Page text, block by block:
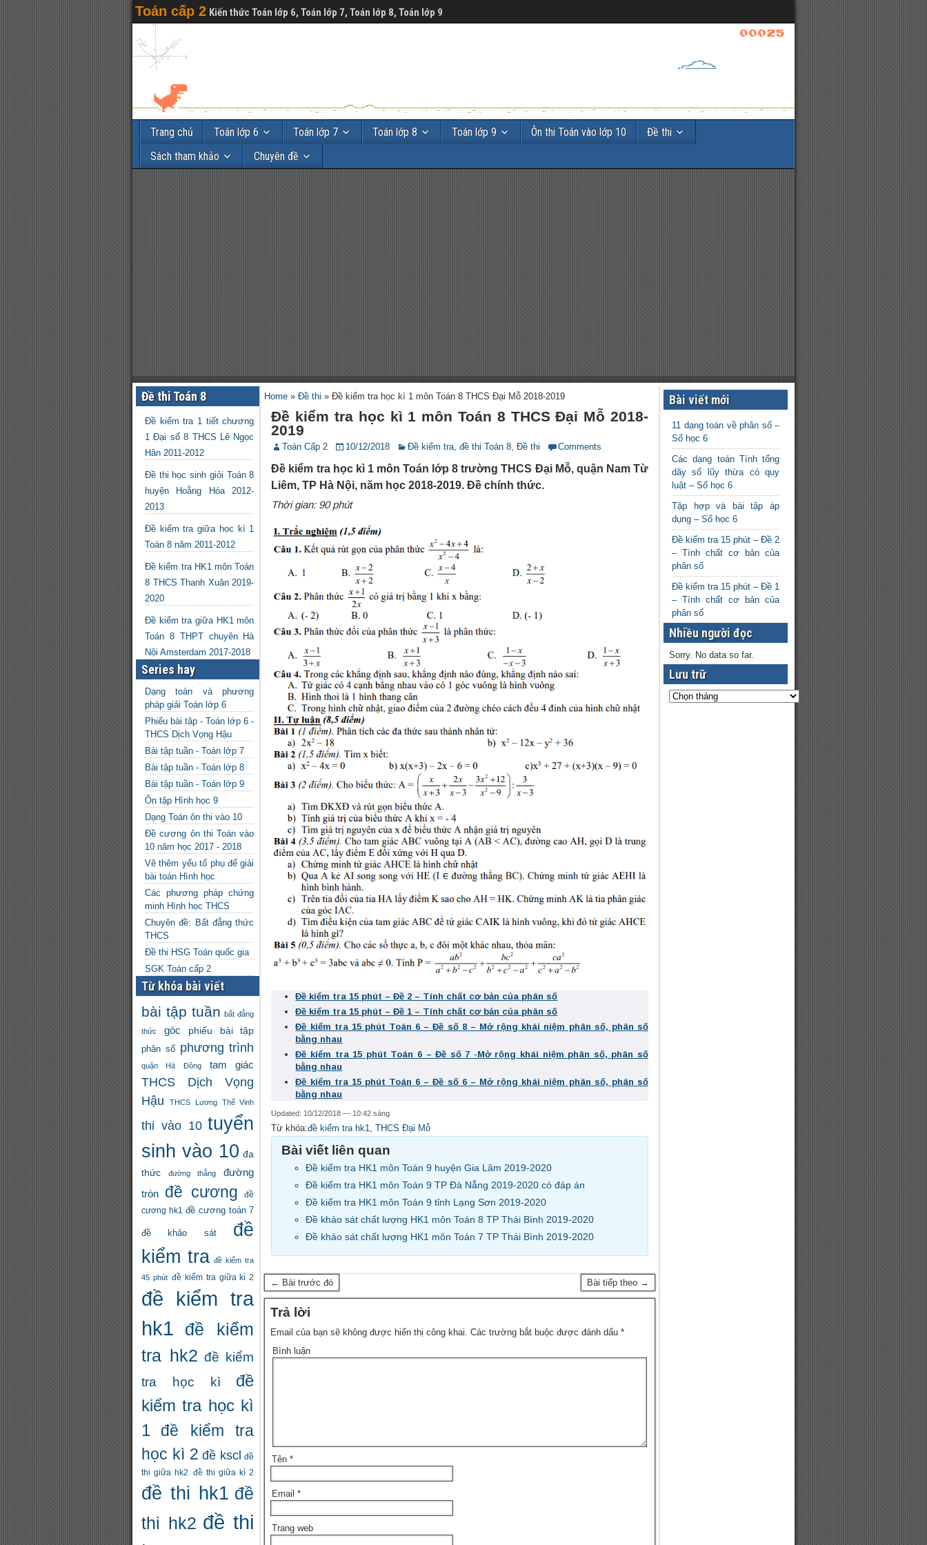
Toán cấp 2 Kiến thức Toán lớp 6, Toán lớp 7, Toán lớp 8, Toán lớp 9
Trang chủ Toán lớp 6 Toán lớp 7 Toán lớp 8 Toán lớp 9 Ôn thi Toán vào lớp 10
Đề thi
Sách tham khảo
Chuyên đề
Đề thi Toán 8
Đề kiểm tra 1 tiết chương
1 Đại số 8 THCS Lê Ngọc
Hân 2011-2012
Đề thi học sinh giỏi Toán 8
huyện Hoằng Hóa 2012-
2013
Đề kiểm tra giữa học kì 1
Toán 8 năm 2011-2012
Đề kiểm tra HK1 môn Toán
8 THCS Thanh Xuân 2019-
2020
Đề kiểm tra giữa HK1 môn
Toán 8 THPT chuyên Hà
Nội Amsterdam 2017-2018
Series hay
Dạng toán và phương
pháp giải Toán lớp 6
Phiếu bài tập - Toán lớp 6 -
THCS Dịch Vọng Hậu
Bài tập tuần - Toán lớp 7
Bài tập tuần - Toán lớp 8
Bài tập tuần - Toán lớp 9
Ôn tập Hình học 9
Dạng Toán ôn thi vào 10
Đề cương ôn thi Toán vào
10 năm học 2017 - 2018
Vẽ thêm yếu tố phụ để giải
bài toán Hình học
Các phương pháp chứng
minh Hình học THCS
Chuyên đề: Bất đẳng thức
THCS
Đề thi HSG Toán quốc gia
SGK Toán cấp 2
Từ khóa bài viết
bài tập tuần bất đẳng
thức góc phiếu bài tập
phân số phương trình
quận Hà Đông tam giác
THCS Dịch Vọng
Hậu
THCS Lương Thế Vinh
thi vào 10 tuyển
sinh vào 10 đa
thức
đường thẳng
đường
tròn đề cương
đề
cương hk1
đề cương toán 7
đề khảo sát
đề
kiểm tra đề kiểm tra
45 phút đề kiểm tra giữa kì 2
đề kiểm tra
hk1
đề kiểm
tra hk2 đề kiểm
tra học kì
đề
kiểm tra học kì
1
đề kiểm tra
học kì 2 đề kscl đề
thi giữa hk2 đề thi giữa kì 2
đề thi hk1 đề
thi hk2 đề thi
Home »Đề thi »Đề kiểm tra học kì 1 môn Toán 8 THCS Đại Mỗ 2018-2019
Đề kiểm tra học kì 1 môn Toán 8 THCS Đại Mỗ 2018-
2019
Toán Cấp 2 10/12/2018 Đề kiểm tra, đề thi Toán 8,Đề thi Comments
Đề kiểm tra học kì 1 môn Toán lớp 8 trường THCS Đại Mỗ, quận Nam Từ
Liêm, TP Hà Nội, năm học 2018-2019. Đề chính thức.
Thời gian: 90 phút
Đề kiểm tra 15 phút – Đề 2 – Tính chất cơ bản của phân số
Đề kiểm tra 15 phút – Đề 1 – Tính chất cơ bản của phân số
Đề kiểm tra 15 phút Toán 6 – Đề số 8 – Mở rộng khái niệm phân số, phân số
bằng nhau
Đề kiểm tra 15 phút Toán 6 – Đề số 7 -Mở rộng khái niệm phân số, phân số
bằng nhau
Đề kiểm tra 15 phút Toán 6 – Đề số 6 – Mở rộng khái niệm phân số, phân số
bằng nhau
Updated: 10/12/2018 — 10:42 sáng
Từ khóa:đề kiểm tra hk1 ,THCS Đại Mỗ
Bài viết liên quan
Đề kiểm tra HK1 môn Toán 9 huyện Gia Lâm 2019-2020
Đề kiểm tra HK1 môn Toán 9 TP Đà Nẵng 2019-2020 có đáp án
Đề kiểm tra HK1 môn Toán 9 tỉnh Lạng Sơn 2019-2020
Đề khảo sát chất lượng HK1 môn Toán 8 TP Thái Bình 2019-2020
Đề khảo sát chất lượng HK1 môn Toán 7 TP Thái Bình 2019-2020
← Bài trước đó Bài tiếp theo →
Trả lời
Email của bạn sẽ không được hiển thị công khai. Các trường bắt buộc được đánh dấu*
Bình luận
Tên*
Email*
Trang web
Bài viết mới
11 dạng toán về phân số –
Số học 6
Các dạng toán Tính tổng
dãy số lũy thừa có quy
luật – Số học 6
Tập hợp và bài tập áp
dụng – Số học 6
Đề kiểm tra 15 phút – Đề 2
– Tính chất cơ bản của
phân số
Đề kiểm tra 15 phút – Đề 1
– Tính chất cơ bản của
phân số
Nhiều người đọc
Sorry. No data so far.
Lưu trữ